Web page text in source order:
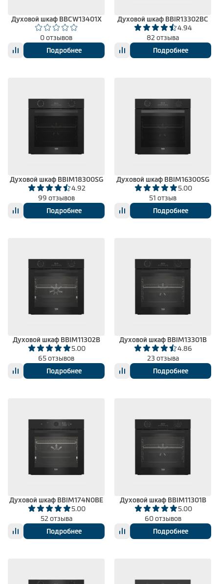
Духовой шкаф BBCW13401X
0 отзывов
Подробнее
Духовой шкаф BBIR13302BC
4.94
82 отзыва
Подробнее
Духовой шкаф BBIM18300SG
4.92
99 отзывов
Подробнее
Духовой шкаф BBIM16300SG
5.00
51 отзыв
Подробнее
Духовой шкаф BBIM11302B
5.00
65 отзывов
Подробнее
Духовой шкаф BBIM13301B
4.86
23 отзыва
Подробнее
Духовой шкаф BBIM174N0BE
5.00
52 отзыва
Подробнее
Духовой шкаф BBIM11301B
5.00
60 отзывов
Подробнее